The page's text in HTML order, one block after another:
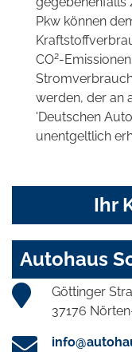
Pkw können
CO2-
werden, der an
'Deutschen
unentgeltlich
Ihr
Autohaus
Göttinger
37176